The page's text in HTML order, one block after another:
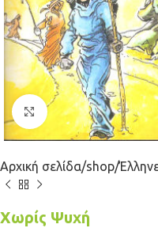
Κλικ για μεγέθυνση
Αρχική σελίδα shop
Χωρίς Ψυχή